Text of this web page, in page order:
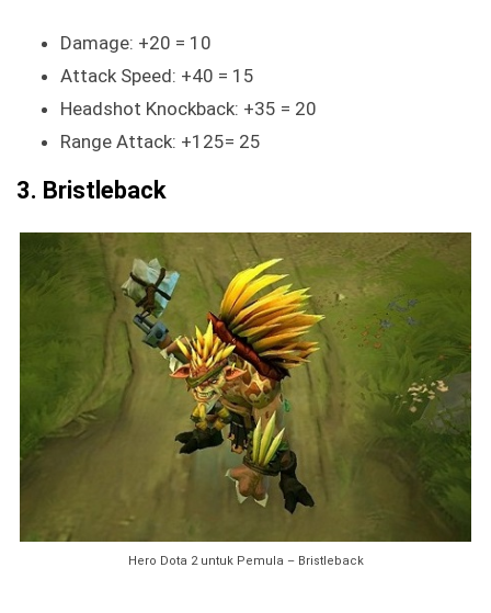
Damage: +20 = 10
Attack Speed: +40 = 15
Headshot Knockback: +35 = 20
Range Attack: +125= 25
3. Bristleback
Hero Dota 2 untuk Pemula – Bristleback